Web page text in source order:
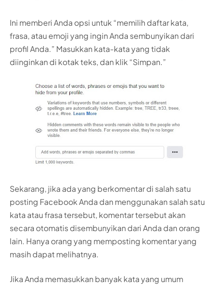
Ini memberi Anda opsi untuk “memilih daftar kata,
frasa, atau emoji yang ingin Anda sembunyikan dari
profil Anda.” Masukkan kata-kata yang tidak
diinginkan di kotak teks, dan klik “Simpan.”
Sekarang, jika ada yang berkomentar di salah satu
posting Facebook Anda dan menggunakan salah satu
kata atau frasa tersebut, komentar tersebut akan
secara otomatis disembunyikan dari Anda dan orang
lain. Hanya orang yang memposting komentar yang
masih dapat melihatnya.
Jika Anda memasukkan banyak kata yang umum